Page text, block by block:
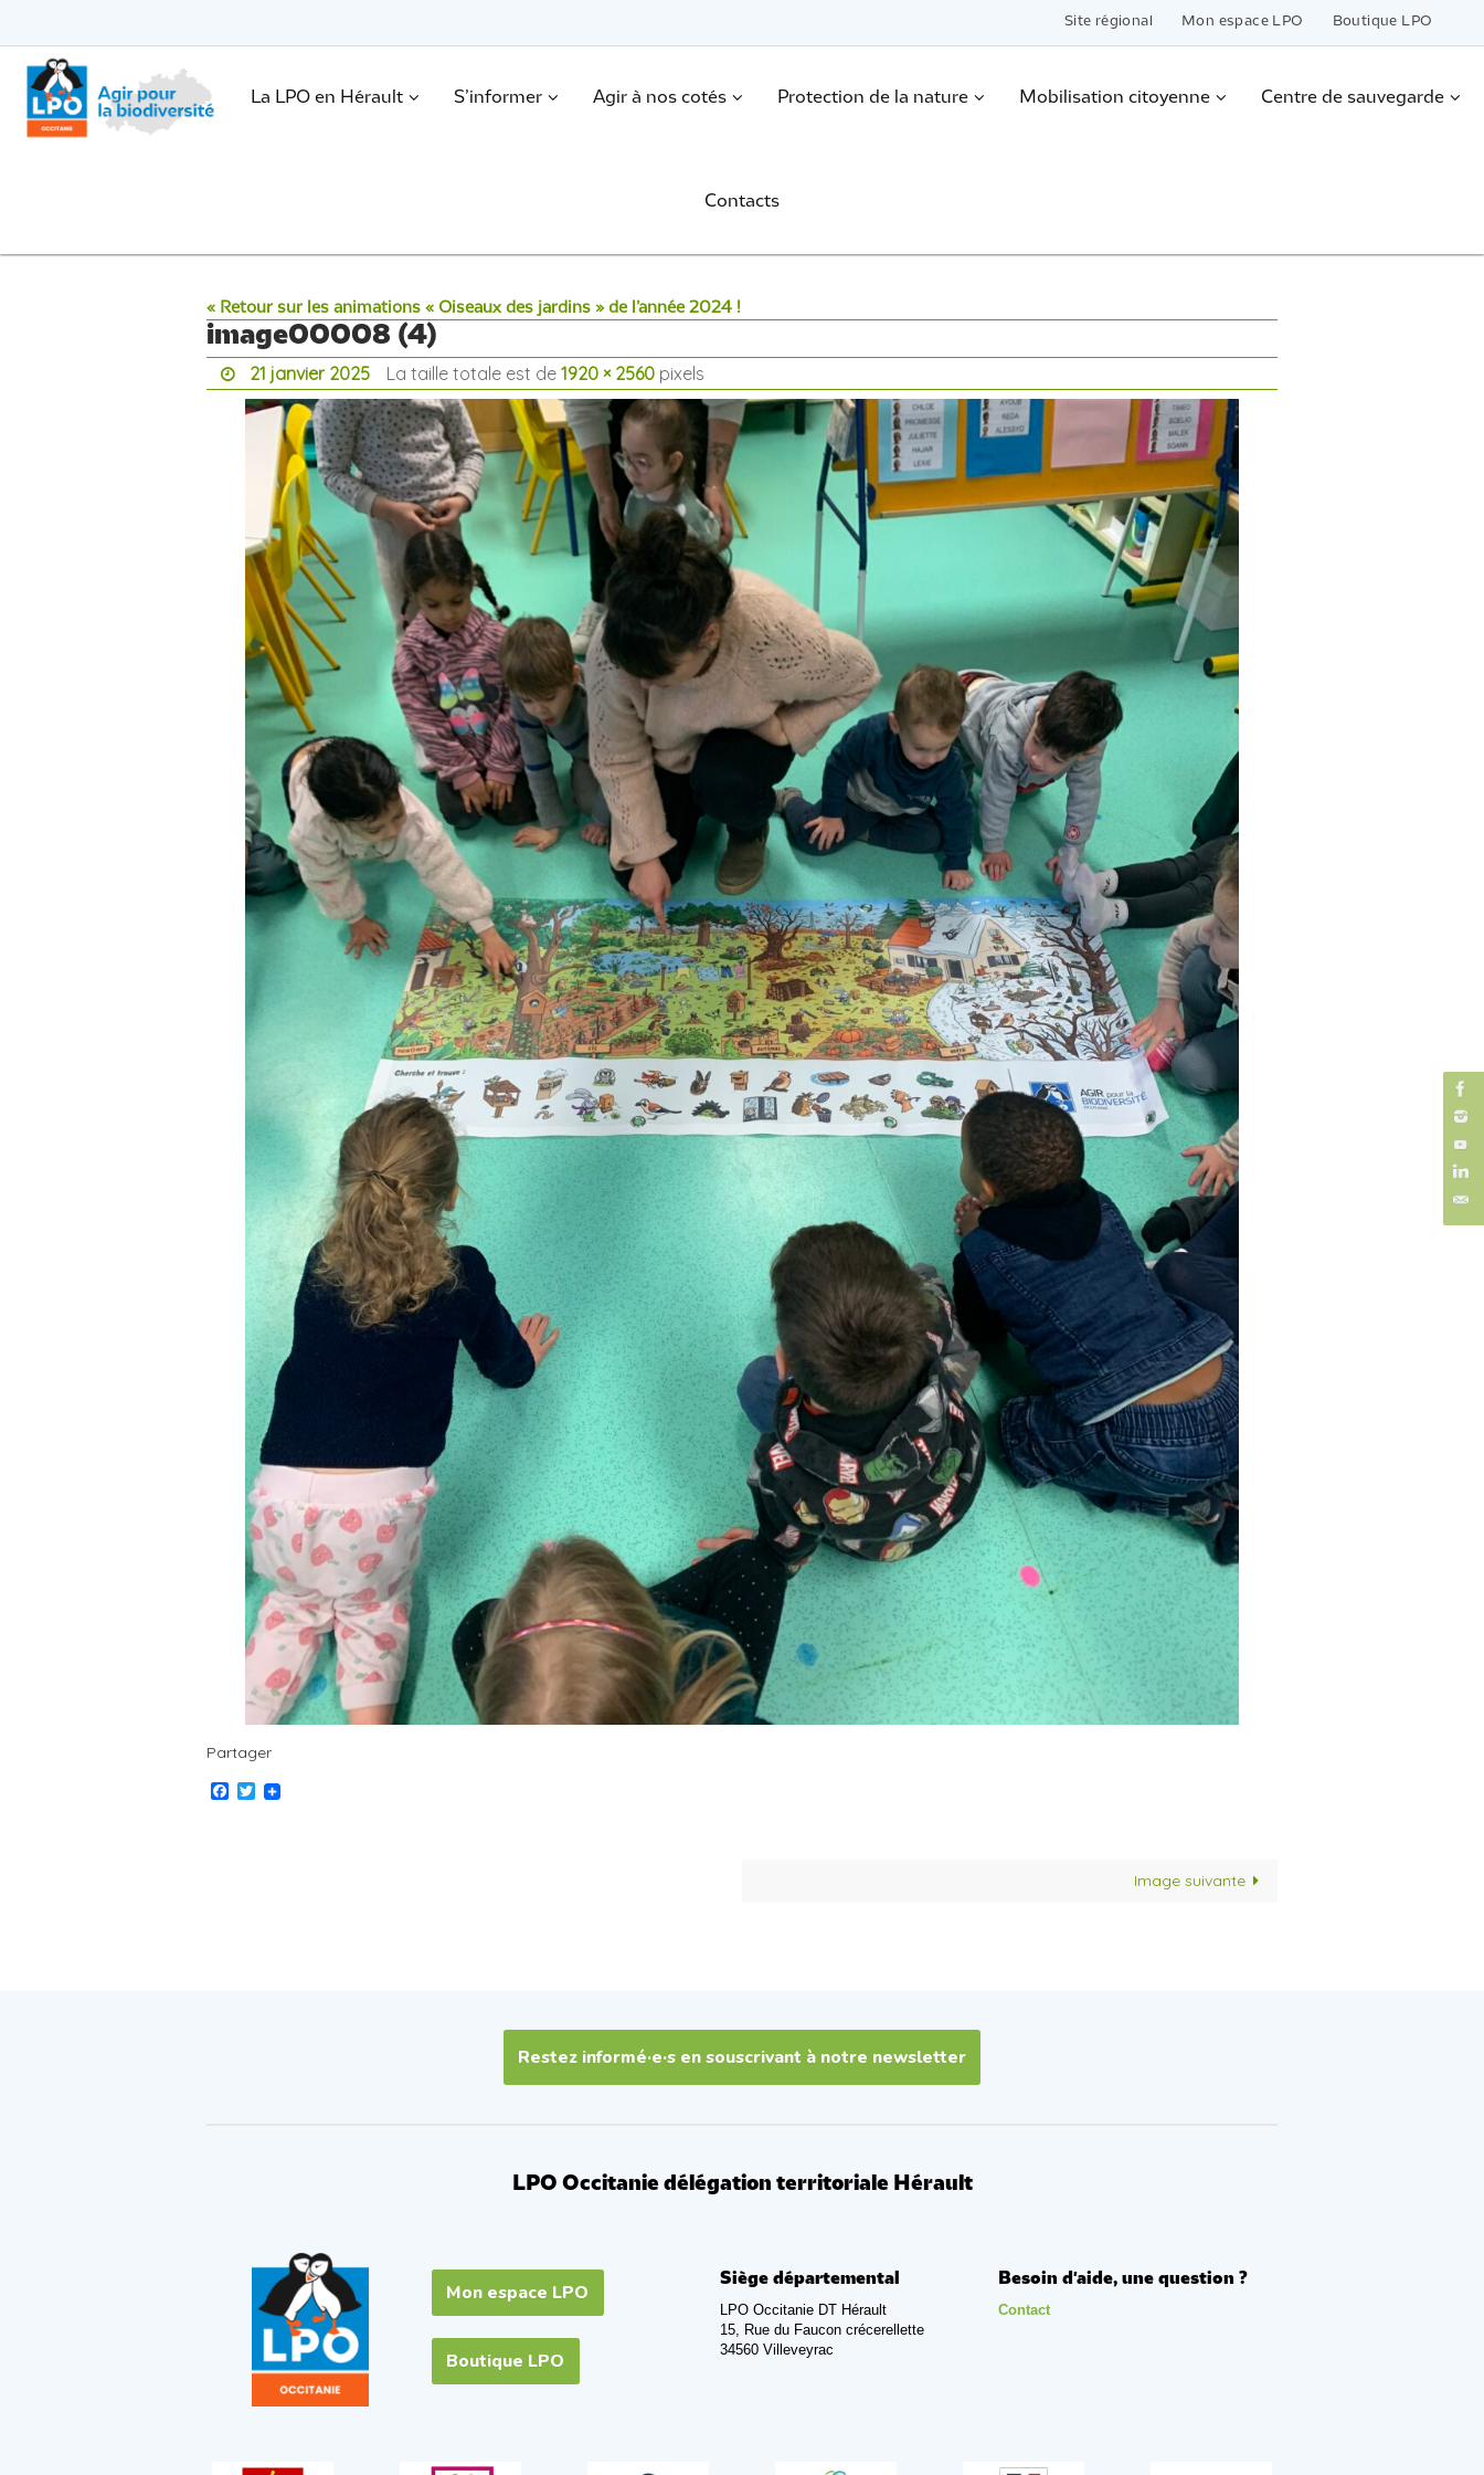
le
contenu
Site régional Mon espace LPO Boutique LPO
Passer
contenu
. La LPO en Hérault S’informer Agir à nos cotés Protection de la nature Mobilisation citoyenne Centre de sauvegarde
Contacts
« Retour sur les animations « Oiseaux des jardins » de l’année 2024 !
image00008 (4)
21 janvier 2025 La taille totale est de 1920 × 2560pixels
Partager
Facebook
Twitter
Image suivante
Restez informé·e·s en souscrivant à notre newsletter
LPO Occitanie délégation territoriale Hérault
Mon espace LPO
Boutique LPO
Siège départemental
LPO Occitanie DT Hérault
15, Rue du Faucon crécerellette
34560 Villeveyrac
Besoin d'aide, une question ?
Contact